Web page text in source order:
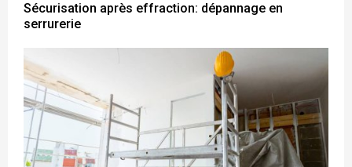
Sécurisation après effraction: dépannage en
serrurerie